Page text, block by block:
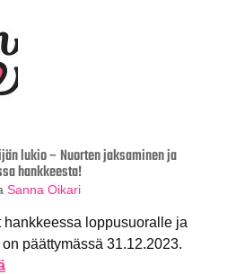
lukio – Nuorten jaksaminen ja
hankkeesta!
Sanna Oikari
hankkeessa loppusuoralle ja
päättymässä 31.12.2023.